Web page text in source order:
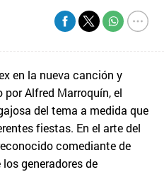
en la nueva canción y
por Alfred Marroquín, el
del tema a medida que
fiestas. En el arte del
comediante de
generadores de